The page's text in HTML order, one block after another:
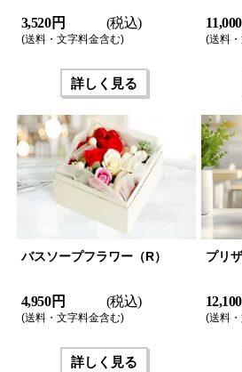
3,520 円 (税込)
(送料・文字料金含む)
詳しく見る
(送料
バスソープフラワー（R）
4,950 円 (税込)
(送料・文字料金含む)
詳しく見る
プリ
(送料